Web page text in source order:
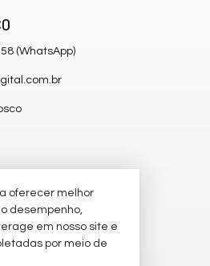
(WhatsApp)
newsletter
imóvel
oferecer melhor
desempenho,
em nosso site e
por meio de